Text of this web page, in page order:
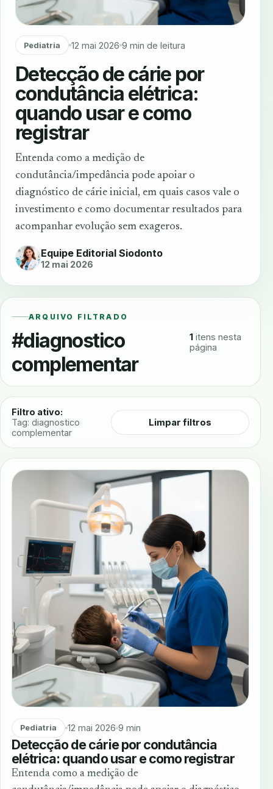
Pediatria 12 mai 2026 9 min de leitura
Detecção de cárie por
condutância elétrica:
quando usar e como
registrar
Entenda como a medição de
condutância/impedância pode apoiar o
diagnóstico de cárie inicial, em quais casos vale o
investimento e como documentar resultados para
acompanhar evolução sem exageros.
Equipe Editorial Siodonto
12 mai 2026
ARQUIVO FILTRADO
#diagnostico
complementar
1 itens nesta
página
Filtro ativo:
Tag: diagnostico
complementar
Limpar filtros
Pediatria 12 mai 2026 9 min
Detecção de cárie por condutância
elétrica: quando usar e como registrar
Entenda como a medição de